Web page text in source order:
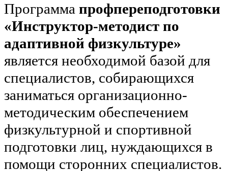
Программа профпереподготовки
«Инструктор-методист по
адаптивной физкультуре»
является необходимой базой для
специалистов, собирающихся
заниматься организационно-
методическим обеспечением
физкультурной и спортивной
подготовки лиц, нуждающихся в
помощи сторонних специалистов.